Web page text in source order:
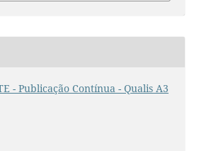
- Publicação Contínua - Qualis A3